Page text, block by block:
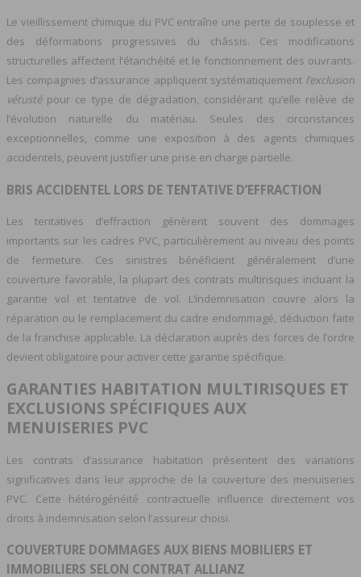
Le vieillissement chimique du PVC entraîne une perte de souplesse et
des déformations progressives du châssis. Ces modifications
structurelles affectent l’étanchéité et le fonctionnement des ouvrants.
Les compagnies d’assurance appliquent systématiquement l’exclusion
vétusté pour ce type de dégradation, considérant qu’elle relève de
l’évolution naturelle du matériau. Seules des circonstances
exceptionnelles, comme une exposition à des agents chimiques
accidentels, peuvent justifier une prise en charge partielle.
BRIS ACCIDENTEL LORS DE TENTATIVE D’EFFRACTION
Les tentatives d’effraction génèrent souvent des dommages
importants sur les cadres PVC, particulièrement au niveau des points
de fermeture. Ces sinistres bénéficient généralement d’une
couverture favorable, la plupart des contrats multirisques incluant la
garantie vol et tentative de vol. L’indemnisation couvre alors la
réparation ou le remplacement du cadre endommagé, déduction faite
de la franchise applicable. La déclaration auprès des forces de l’ordre
devient obligatoire pour activer cette garantie spécifique.
GARANTIES HABITATION MULTIRISQUES ET
EXCLUSIONS SPÉCIFIQUES AUX
MENUISERIES PVC
Les contrats d’assurance habitation présentent des variations
significatives dans leur approche de la couverture des menuiseries
PVC. Cette hétérogénéité contractuelle influence directement vos
droits à indemnisation selon l’assureur choisi.
COUVERTURE DOMMAGES AUX BIENS MOBILIERS ET
IMMOBILIERS SELON CONTRAT ALLIANZ